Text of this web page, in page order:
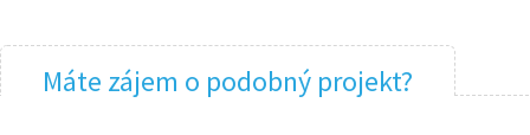
Máte zájem o podobný projekt?